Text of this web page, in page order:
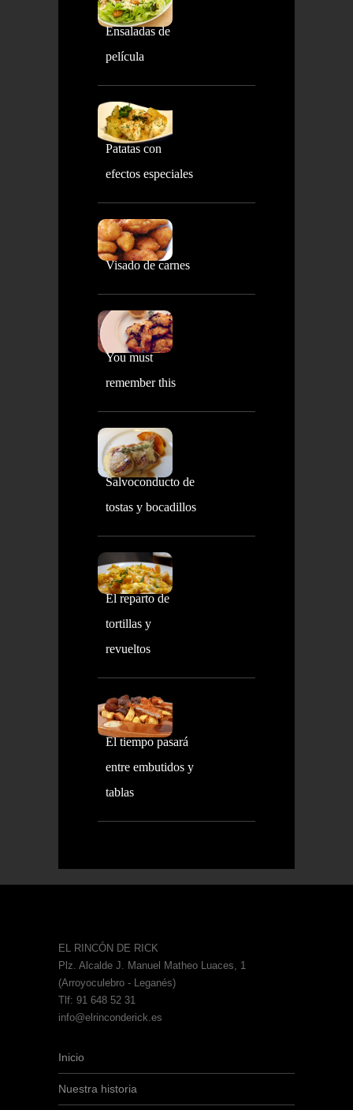
Ensaladas de
película
Patatas con
efectos especiales
Visado de carnes
You must
remember this
Salvoconducto de
tostas y bocadillos
El reparto de
tortillas y
revueltos
El tiempo pasará
entre embutidos y
tablas
EL RINCÓN DE RICK
Plz. Alcalde J. Manuel Matheo Luaces, 1
(Arroyoculebro - Leganés)
Tlf: 91 648 52 31
info@elrinconderick.es
Inicio
Nuestra historia